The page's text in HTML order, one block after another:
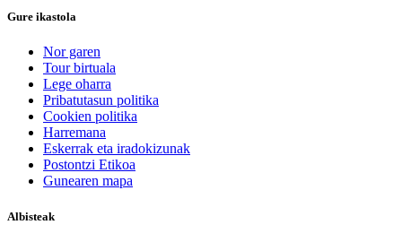
Gure ikastola
Nor garen
Tour birtuala
Lege oharra
Pribatutasun politika
Cookien politika
Harremana
Eskerrak eta iradokizunak
Postontzi Etikoa
Gunearen mapa
Albisteak